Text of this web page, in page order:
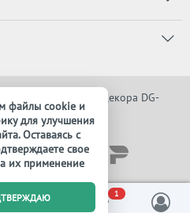
мебели, света и декора DG-
1
файлы cookie и
для улучшения
Оставаясь с
свое
их применение